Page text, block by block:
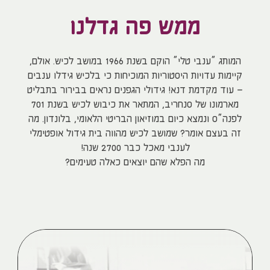
ממש פה גדלנו
המותג “ענבי טלי” הוקם בשנת 1966 במושב לכיש. אולם,
קיימות עדויות היסטוריות המוכיחות כי בלכיש גידלו ענבים
– עוד מקדמת דנא! גידולי הגפנים נראים בבירור בתבליט
מארמונו של סנחריב, המתאר את כיבוש לכיש בשנת 701
לפנה”ס ונמצא כיום במוזיאון הבריטי הלאומי, בלונדון. מה
זה בעצם אומר? שמושב לכיש מהווה בית גידול אופטימלי
לענבי מאכל כבר 2700 שנה!
מה הפלא שהם יוצאים כאלה טעימים?